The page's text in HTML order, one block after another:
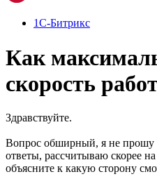
1С-Битрикс
Как
скорость
Здравствуйте.
Вопрос обширный, я не прошу
ответы, рассчитываю скорее
объясните к какую сторону